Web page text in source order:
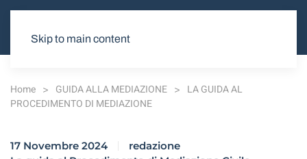
Skip to main content
Home GUIDA ALLA MEDIAZIONE
LA GUIDA AL
PROCEDIMENTO DI MEDIAZIONE
17 Novembre 2024
redazione